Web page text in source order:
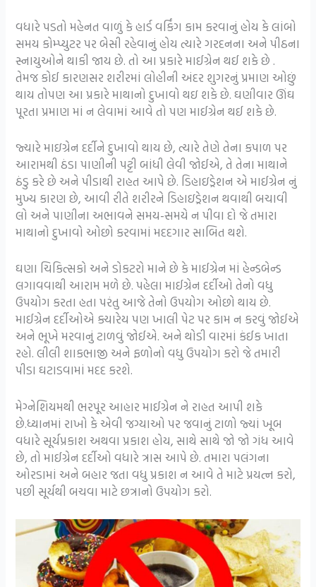
વધારે પડતો મહેનત વાળું કે હાર્ડ વર્કિંગ કામ કરવાનું હોય કે લાંબો
સમય કોમ્પ્યુટર પર બેસી રહેવાનું હોય ત્યારે ગરદનના અને પીઠના
સ્નાયુઓને થાકી જાય છે. તો આ પ્રકારે માઈગ્રેન થઈ શકે છે .
તેમજ કોઈ કારણસર શરીરમાં લોહીની અંદર શુગરનું પ્રમાણ ઓછું
થાય તોપણ આ પ્રકારે માથાનો દુખાવો થઇ શકે છે. ઘણીવાર ઊંઘ
પૂરતા પ્રમાણ માં ન લેવામાં આવે તો પણ માઈગ્રેન થઈ શકે છે.
જ્યારે માઇગ્રેન દર્દીને દુખાવો થાય છે, ત્યારે તેણે તેના કપાળ પર
આરામથી ઠંડા પાણીની પટ્ટી બાંધી લેવી જોઈએ, તે તેના માથાને
ઠંડુ કરે છે અને પીડાથી રાહત આપે છે. ડિહાઇડ્રેશન એ માઈગ્રેન નું
મુખ્ય કારણ છે, આવી રીતે શરીરને ડિહાઇડ્રેશન થવાથી બચાવી
લો અને પાણીના અભાવને સમય-સમયે ન પીવા દો જે તમારા
માથાનો દુખાવો ઓછો કરવામાં મદદગાર સાબિત થશે.
ઘણા ચિકિત્સકો અને ડોકટરો માને છે કે માઈગ્રેન માં હેન્ડબેન્ડ
લગાવવાથી આરામ મળે છે. પહેલા માઈગ્રેન દર્દીઓ તેનો વધુ
ઉપયોગ કરતા હતા પરંતુ આજે તેનો ઉપયોગ ઓછો થાય છે.
માઈગ્રેન દર્દીઓએ ક્યારેય પણ ખાલી પેટ પર કામ ન કરવું જોઈએ
અને ભૂખે મરવાનું ટાળવું જોઈએ. અને થોડી વારમાં કંઈક ખાતા
રહો. લીલી શાકભાજી અને ફળોનો વધુ ઉપયોગ કરો જે તમારી
પીડા ઘટાડવામાં મદદ કરશે.
મેગ્નેશિયમથી ભરપૂર આહાર માઈગ્રેન ને રાહત આપી શકે
છે.ધ્યાનમાં રાખો કે એવી જગ્યાઓ પર જવાનું ટાળો જ્યાં ખૂબ
વધારે સૂર્યપ્રકાશ અથવા પ્રકાશ હોય, સાથે સાથે જો જો ગંધ આવે
છે, તો માઈગ્રેન દર્દીઓ વધારે ત્રાસ આપે છે. તમારા પલંગના
ઓરડામાં અને બહાર જતા વધુ પ્રકાશ ન આવે તે માટે પ્રયત્ન કરો,
પછી સૂર્યથી બચવા માટે છત્રાનો ઉપયોગ કરો.